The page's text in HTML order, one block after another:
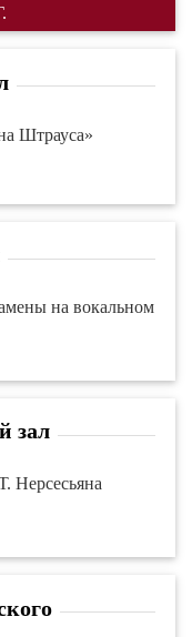
Штрауса»
на вокальном
зал
Нерсесьяна